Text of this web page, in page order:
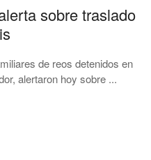
sobre traslado
de reos detenidos en
alertaron hoy sobre ...